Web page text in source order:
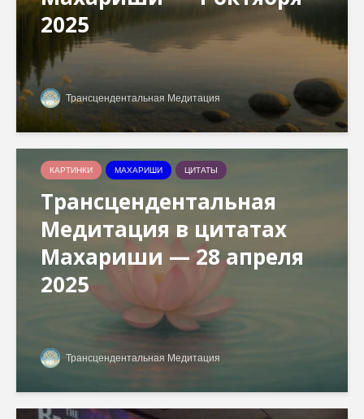
2025
Трансцендентальная Медитация
КАРТИНКИ МАХАРИШИ ЦИТАТЫ
Трансцендентальная
Медитация в цитатах
Махариши — 28 апреля
2025
Трансцендентальная Медитация